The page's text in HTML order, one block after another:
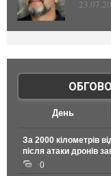
День
За 2000 кілометрів
після атаки дронів
0